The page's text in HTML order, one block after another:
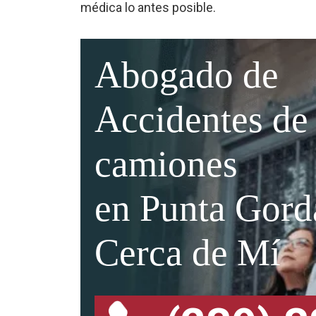
médica lo antes posible.
Abogado de
Accidentes de
camiones
en Punta
Cerca de Mí